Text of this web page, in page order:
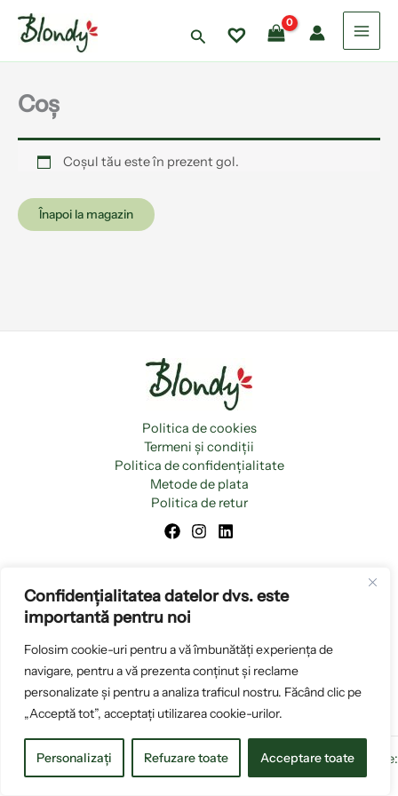
Confidențialitatea datelor dvs. este
importantă pentru noi
Folosim cookie-uri pentru a vă îmbunătăți experiența de
navigare, pentru a vă prezenta conținut și reclame
personalizate și pentru a analiza traficul nostru. Făcând clic pe
„Acceptă tot”, acceptați utilizarea cookie-urilor.
Personalizați Refuzare toate Acceptare toate
content
Search
Coș
Coșul tău este în prezent gol.
Înapoi la magazin
Politica de cookies
Termeni și condiții
Politica de confidențialitate
Metode de plata
Politica de retur
Copyright © 2026 www.blondyromania.ro | Creare magazin online:
OkkWebMedia